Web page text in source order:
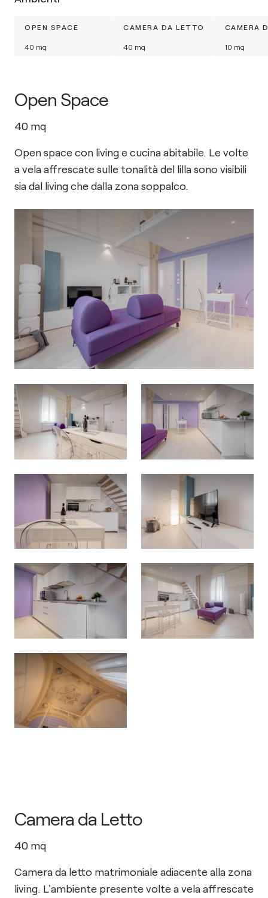
OPEN SPACE
40 mq
CAMERA DA LETTO
40 mq
CAMERA
10 mq
Open Space
40 mq
Open space con living e cucina abitabile. Le volte
a vela affrescate sulle tonalità del lilla sono visibili
sia dal living che dalla zona soppalco.
Camera da Letto
40 mq
Camera da letto matrimoniale adiacente alla zona
living. L'ambiente presente volte a vela affrescate